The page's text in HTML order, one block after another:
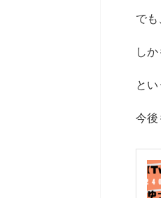
で
し
と
今後